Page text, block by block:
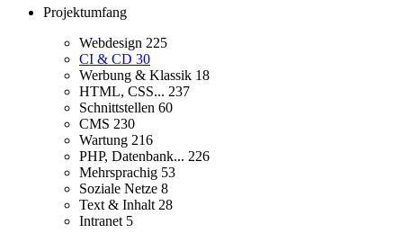
Projektumfang
Webdesign 225
CI & CD 30
Werbung & Klassik 18
HTML, CSS... 237
Schnittstellen 60
CMS 230
Wartung 216
PHP, Datenbank... 226
Mehrsprachig 53
Soziale Netze 8
Text & Inhalt 28
Intranet 5